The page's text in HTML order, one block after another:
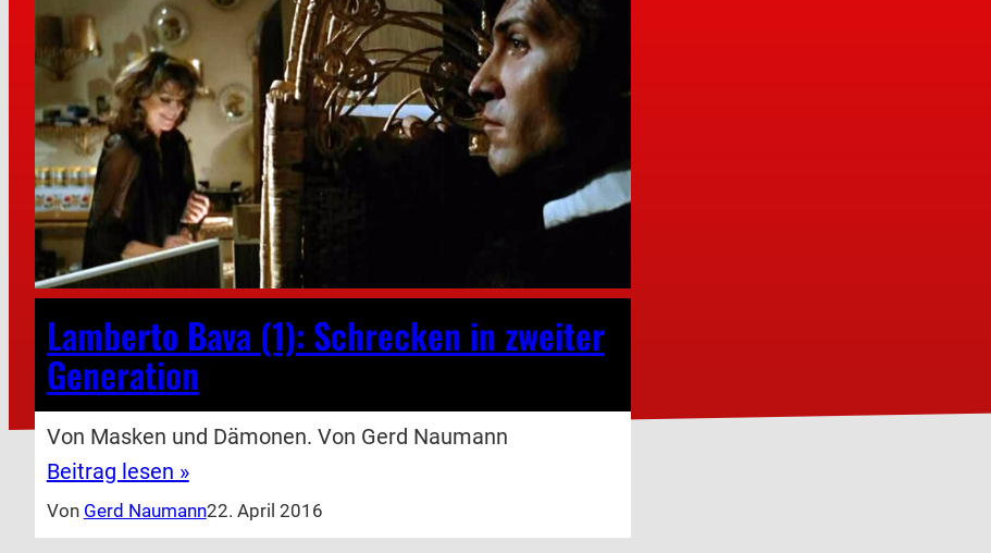
Lamberto Bava (1): Schrecken in zweiter
Generation
Von Masken und Dämonen. Von Gerd Naumann
Beitrag lesen »
Von Gerd Naumann22. April 2016